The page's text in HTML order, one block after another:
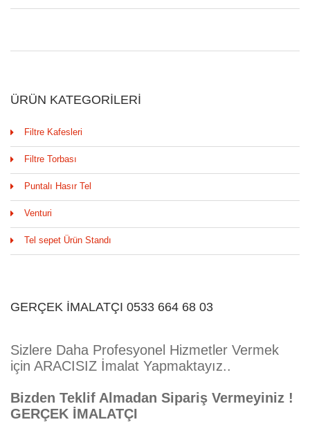
ÜRÜN KATEGORILERI
Filtre Kafesleri
Filtre Torbası
Puntalı Hasır Tel
Venturi
Tel sepet Ürün Standı
GERÇEK İMALATÇI 0533 664 68 03
Sizlere Daha Profesyonel Hizmetler Vermek
için ARACISIZ İmalat Yapmaktayız..
Bizden Teklif Almadan Sipariş Vermeyiniz !
GERÇEK İMALATÇI